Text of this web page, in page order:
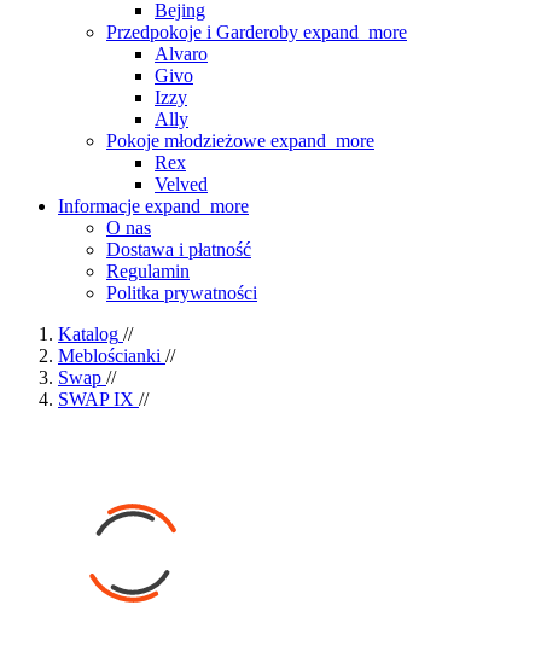
Bejing
Przedpokoje i Garderoby expand_more
Alvaro
Givo
Izzy
Ally
Pokoje młodzieżowe expand_more
Rex
Velved
Informacje expand_more
O nas
Dostawa i płatność
Regulamin
Politka prywatności
Katalog //
Meblościanki //
Swap //
SWAP IX //